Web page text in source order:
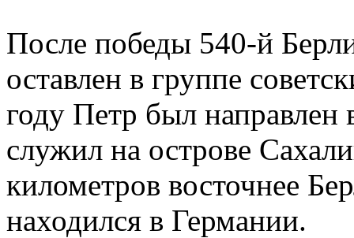
После победы 540-й
оставлен в группе
году Петр был
служил на острове
километров восточнее
находился в Германии.